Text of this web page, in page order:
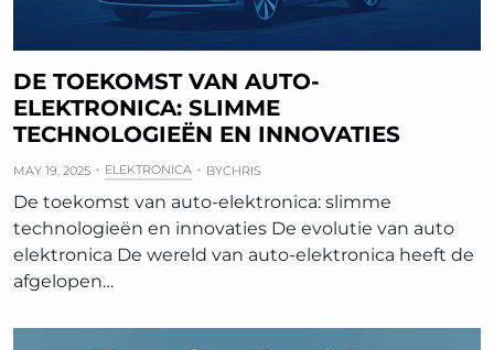
DE TOEKOMST VAN AUTO-
ELEKTRONICA: SLIMME
TECHNOLOGIEËN EN INNOVATIES
MAY 19, 2025 ELEKTRONICA BYCHRIS
De toekomst van auto-elektronica: slimme
technologieën en innovaties De evolutie van auto
elektronica De wereld van auto-elektronica heeft de
afgelopen…